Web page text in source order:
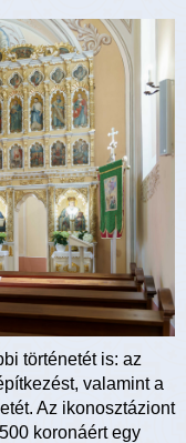
történetét is: az
valamint a
Az ikonosztáziont
koronáért egy